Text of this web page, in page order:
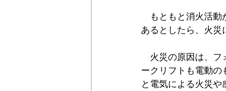
もともと消火活動
あるとしたら、火災
火災の原因は、フ
ークリフトも電動の
と電気による火災や